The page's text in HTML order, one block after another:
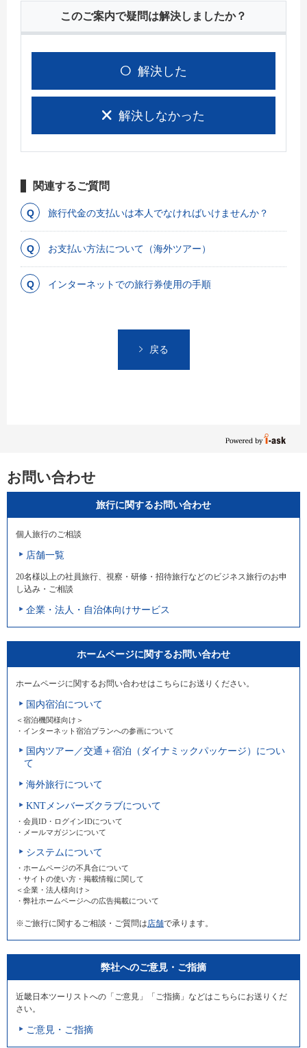
このご案内で疑問は解決しましたか？
解決した
解決しなかった
関連するご質問
旅行代金の支払いは本人でなければいけませんか？
お支払い方法について（海外ツアー）
インターネットでの旅行券使用の手順
戻る
お問い合わせ
旅行に関するお問い合わせ
個人旅行のご相談
店舗一覧
20名様以上の社員旅行、視察・研修・招待旅行などのビジネス旅行のお申
し込み・ご相談
企業・法人・自治体向けサービス
ホームページに関するお問い合わせ
ホームページに関するお問い合わせはこちらにお送りください。
国内宿泊について
＜宿泊機関様向け＞
・インターネット宿泊プランへの参画について
国内ツアー／交通＋宿泊（ダイナミックパッケージ）につい
て
海外旅行について
KNTメンバーズクラブについて
・会員ID・ログインIDについて
・メールマガジンについて
システムについて
・ホームページの不具合について
・サイトの使い方・掲載情報に関して
＜企業・法人様向け＞
・弊社ホームページへの広告掲載について
※ご旅行に関するご相談・ご質問は 店舗で承ります。
弊社へのご意見・ご指摘
近畿日本ツーリストへの「ご意見」「ご指摘」などはこちらにお送りくだ
さい。
ご意見・ご指摘